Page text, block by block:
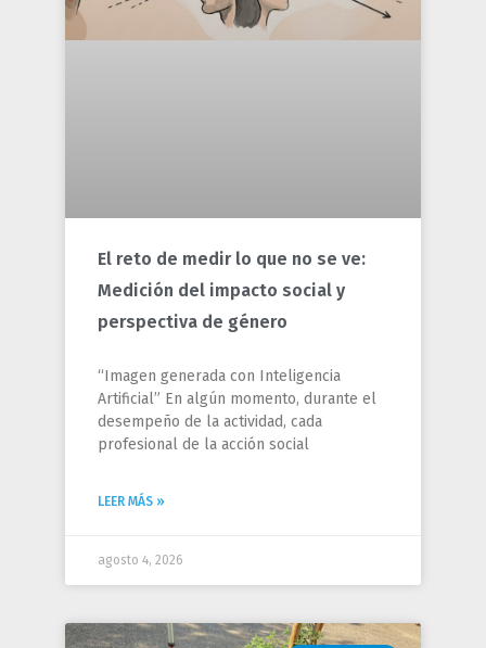
El reto de medir lo que no se ve:
Medición del impacto social y
perspectiva de género
“Imagen generada con Inteligencia
Artificial” En algún momento, durante el
desempeño de la actividad, cada
profesional de la acción social
LEER MÁS »
agosto 4, 2026